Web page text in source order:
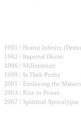
1991 / Horror Infinity
1992 / Imperial Doom
1996 / Millennium
1999 / In Dark Purity
2001 / Enslaving the
2003 / Rise to Power
2007 / Spiritual Apocalypse